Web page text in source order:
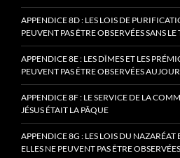
APPENDICE 8D : LES LOIS DE
PEUVENT PAS ÊTRE OBSERVÉES SANS LE
APPENDICE 8E : LES DÎMES ET LES
PEUVENT PAS ÊTRE OBSERVÉES
APPENDICE 8F : LE SERVICE DE LA
JÉSUS ÉTAIT LA PÂQUE
APPENDICE 8G : LES LOIS DU
ELLES NE PEUVENT PAS ÊTRE